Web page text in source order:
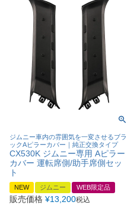
ジムニー車内の雰囲気を一変させるブラ
ックAピラーカバー｜純正交換タイプ
CX530K ジムニー専用 Aピラー
カバー 運転席側/助手席側セッ
ト
NEW ジムニー WEB限定品
販売価格 ¥13,200税込